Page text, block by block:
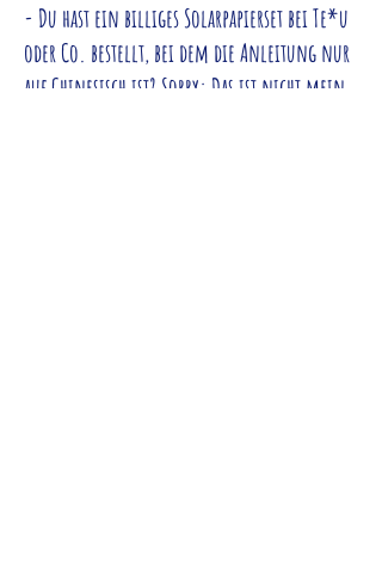
- Du hast ein billiges Solarpapierset bei Te*u
oder Co. bestellt, bei dem die Anleitung nur
auf Chinesisch ist? Sorry: Das ist nicht mein